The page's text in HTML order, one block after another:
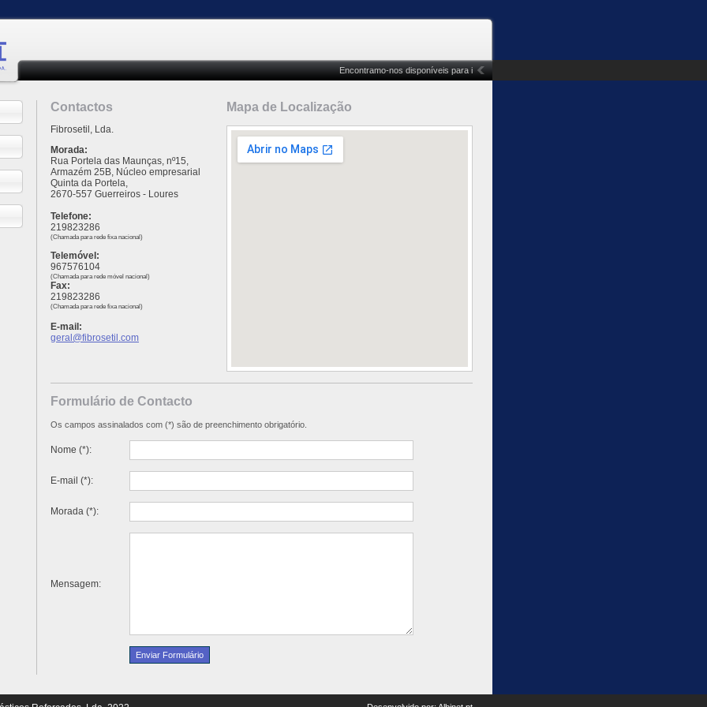
Encontramo-nos disponíveis para ir ao encontro das necessidades específicas de cada
Contactos
Fibrosetil, Lda.
Morada:
Rua Portela das Maunças, nº15,
Armazém 25B, Núcleo empresarial
Quinta da Portela,
2670-557 Guerreiros - Loures
Telefone:
219823286
(Chamada para rede fixa nacional)
Telemóvel:
967576104
(Chamada para rede móvel nacional)
Fax:
219823286
(Chamada para rede fixa nacional)
E-mail:
geral@fibrosetil.com
Mapa de Localização
Formulário de Contacto
Os campos assinalados com (*) são de preenchimento obrigatório.
Nome (*):
E-mail (*):
Morada (*):
Mensagem: